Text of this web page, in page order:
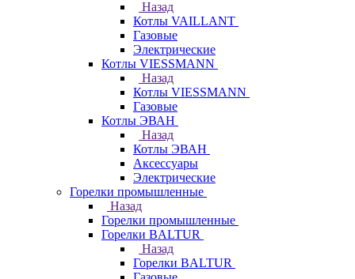
Назад
Котлы VAILLANT
Газовые
Электрические
Котлы VIESSMANN
Назад
Котлы VIESSMANN
Газовые
Котлы ЭВАН
Назад
Котлы ЭВАН
Аксессуары
Электрические
Горелки промышленные
Назад
Горелки промышленные
Горелки BALTUR
Назад
Горелки BALTUR